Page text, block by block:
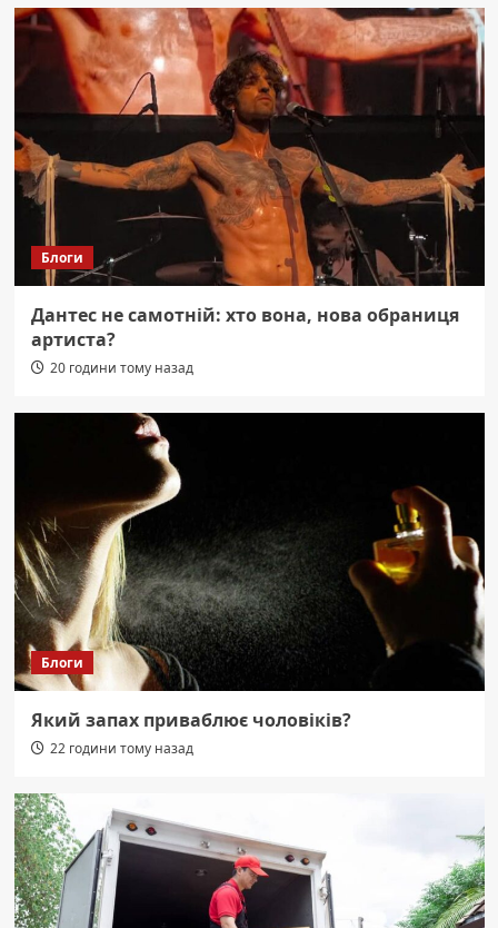
Блоги
Дантес не самотній: хто вона, нова обраниця
артиста?
20 години тому назад
Блоги
Який запах приваблює чоловіків?
22 години тому назад